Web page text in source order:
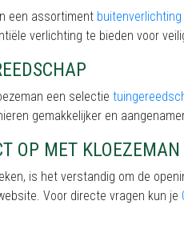
een assortiment buitenverlichting
verlichting te bieden voor
een selectie
gemakkelijker en
OP MET KLOEZEMAN
is het verstandig om de
Voor directe vragen kun je